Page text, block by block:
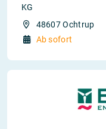
KG
48607 Ochtrup
Ab sofort